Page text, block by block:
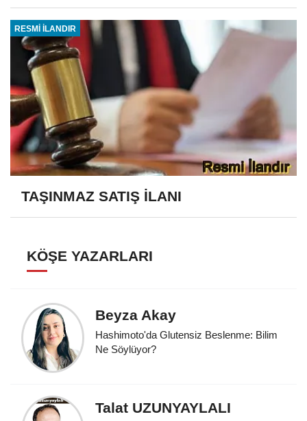
RESMİ İLANDIR
TAŞINMAZ SATIŞ İLANI
KÖŞE YAZARLARI
Beyza Akay
Hashimoto'da Glutensiz Beslenme: Bilim
Ne Söylüyor?
Talat UZUNYAYLALI